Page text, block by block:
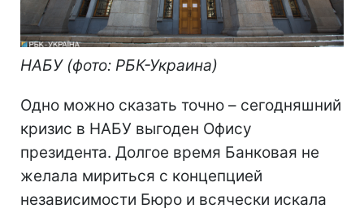
НАБУ (фото: РБК-Украина)
Одно можно сказать точно – сегодняшний
кризис в НАБУ выгоден Офису
президента. Долгое время Банковая не
желала мириться с концепцией
независимости Бюро и всячески искала